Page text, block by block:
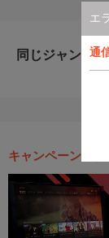
エ
通
同じジャンル
キャンペーン・お